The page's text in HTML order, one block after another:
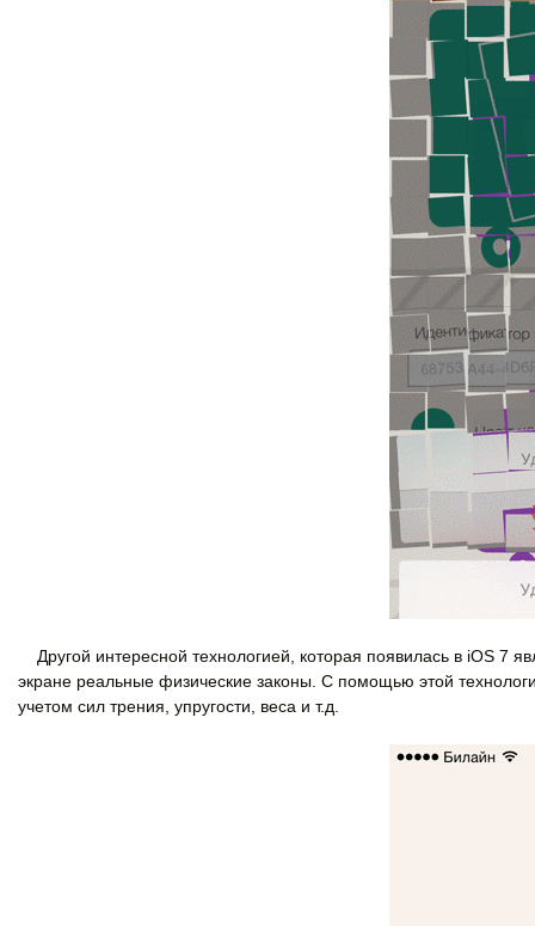
Другой интересной технологией, которая появилась в iOS 7
экране реальные физические законы. С помощью этой
учетом сил трения, упругости, веса и т.д.